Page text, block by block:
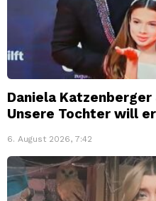
Daniela Katzenberger
Unsere Tochter will
6. August 2026, 7:42